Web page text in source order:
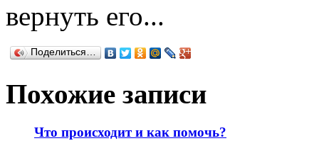
вернуть его...
Поделиться…
Похожие записи
Что происходит и как помочь?